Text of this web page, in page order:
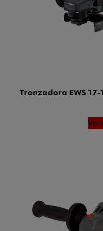
Tronzadora EWS 17-
Ver